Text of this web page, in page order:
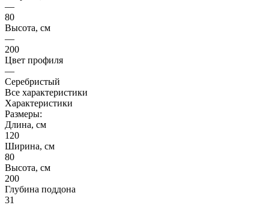
—
80
Высота, см
—
200
Цвет профиля
—
Серебристый
Все характеристики
Характеристики
Размеры:
Длина, см
120
Ширина, см
80
Высота, см
200
Глубина поддона
31